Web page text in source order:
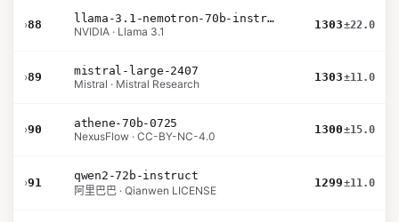
›88
llama-3.1-nemotron-70b-instruct
NVIDIA · Llama 3.1
1303±22.0
›89
mistral-large-2407
Mistral · Mistral Research
1303±11.0
›90
athene-70b-0725
NexusFlow · CC-BY-NC-4.0
1300±15.0
›91
qwen2-72b-instruct
阿里巴巴 · Qianwen LICENSE
1299±11.0